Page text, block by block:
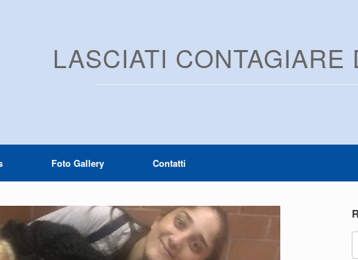
LASCIATI CONTAGIARE
Foto Gallery Contatti